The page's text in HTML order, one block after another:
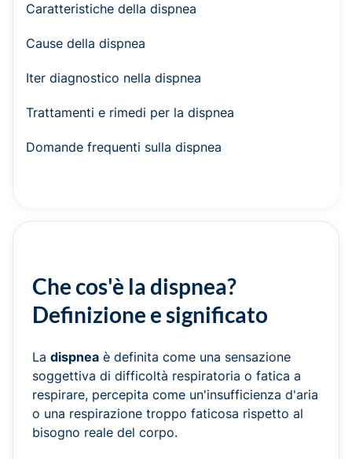
Caratteristiche della dispnea
Cause della dispnea
Iter diagnostico nella dispnea
Trattamenti e rimedi per la dispnea
Domande frequenti sulla dispnea
Che cos'è la dispnea?
Definizione e significato
La dispnea è definita come una sensazione
soggettiva di difficoltà respiratoria o fatica a
respirare, percepita come un'insufficienza d'aria
o una respirazione troppo faticosa rispetto al
bisogno reale del corpo.